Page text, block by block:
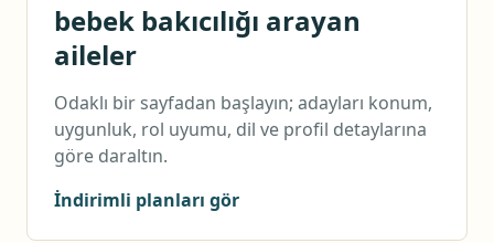
bebek bakıcılığı arayan
aileler
Odaklı bir sayfadan başlayın; adayları konum,
uygunluk, rol uyumu, dil ve profil detaylarına
göre daraltın.
İndirimli planları gör